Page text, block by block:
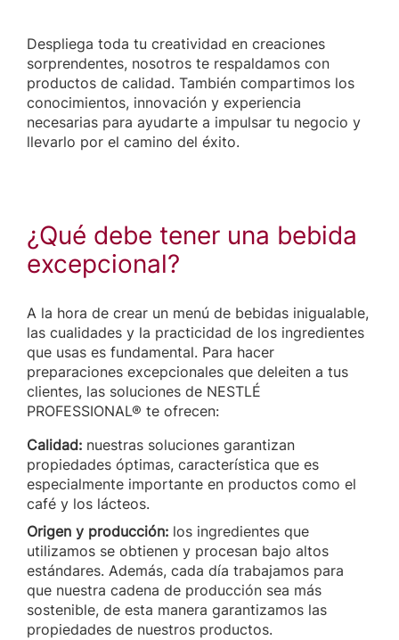
Despliega toda tu creatividad en creaciones
sorprendentes, nosotros te respaldamos con
productos de calidad. También compartimos los
conocimientos, innovación y experiencia
necesarias para ayudarte a impulsar tu negocio y
llevarlo por el camino del éxito.
¿Qué debe tener una bebida
excepcional?
A la hora de crear un menú de bebidas inigualable,
las cualidades y la practicidad de los ingredientes
que usas es fundamental. Para hacer
preparaciones excepcionales que deleiten a tus
clientes, las soluciones de NESTLÉ
PROFESSIONAL® te ofrecen:
Calidad: nuestras soluciones garantizan
propiedades óptimas, característica que es
especialmente importante en productos como el
café y los lácteos.
Origen y producción: los ingredientes que
utilizamos se obtienen y procesan bajo altos
estándares. Además, cada día trabajamos para
que nuestra cadena de producción sea más
sostenible, de esta manera garantizamos las
propiedades de nuestros productos.